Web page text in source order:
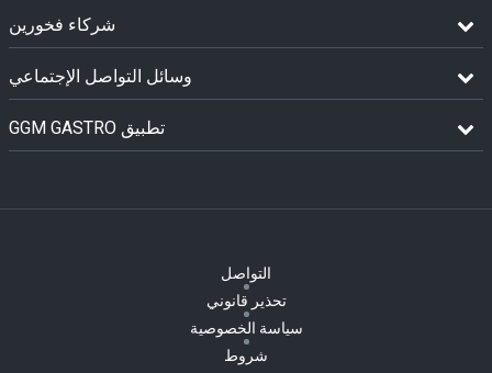
شركاء فخورين
وسائل التواصل الإجتماعي
GGM GASTRO تطبيق
التواصل
تحذير قانوني
سياسة الخصوصية
شروط